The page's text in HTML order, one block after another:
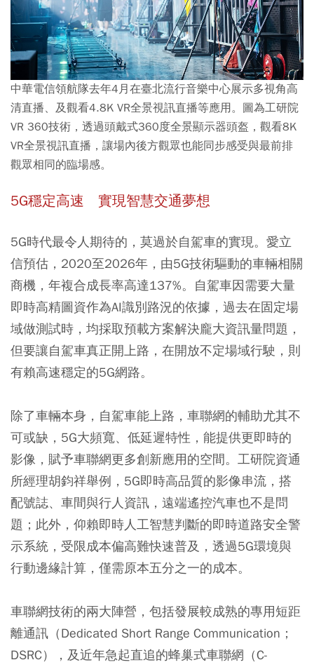
中華電信領航隊去年4月在臺北流行音樂中心展示多視角高
清直播、及觀看4.8K VR全景視訊直播等應用。圖為工研院
VR 360技術，透過頭戴式360度全景顯示器頭盔，觀看8K
VR全景視訊直播，讓場內後方觀眾也能同步感受與最前排
觀眾相同的臨場感。
5G穩定高速 實現智慧交通夢想
5G時代最令人期待的，莫過於自駕車的實現。愛立
信預估，2020至2026年，由5G技術驅動的車輛相關
商機，年複合成長率高達137%。自駕車因需要大量
即時高精圖資作為AI識別路況的依據，過去在固定場
域做測試時，均採取預載方案解決龐大資訊量問題，
但要讓自駕車真正開上路，在開放不定場域行駛，則
有賴高速穩定的5G網路。
除了車輛本身，自駕車能上路，車聯網的輔助尤其不
可或缺，5G大頻寬、低延遲特性，能提供更即時的
影像，賦予車聯網更多創新應用的空間。工研院資通
所經理胡鈞祥舉例，5G即時高品質的影像串流，搭
配號誌、車間與行人資訊，遠端遙控汽車也不是問
題；此外，仰賴即時人工智慧判斷的即時道路安全警
示系統，受限成本偏高難快速普及，透過5G環境與
行動邊緣計算，僅需原本五分之一的成本。
車聯網技術的兩大陣營，包括發展較成熟的專用短距
離通訊（Dedicated Short Range Communication；
DSRC），及近年急起直追的蜂巢式車聯網（C-